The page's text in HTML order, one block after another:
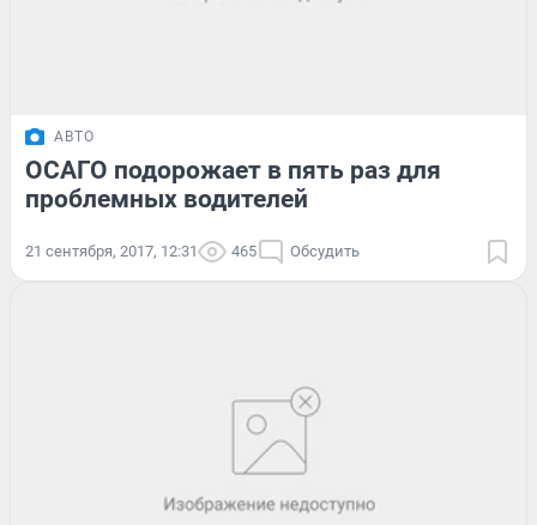
АВТО
ОСАГО подорожает в пять раз для
проблемных водителей
21 сентября, 2017, 12:31 465 Обсудить